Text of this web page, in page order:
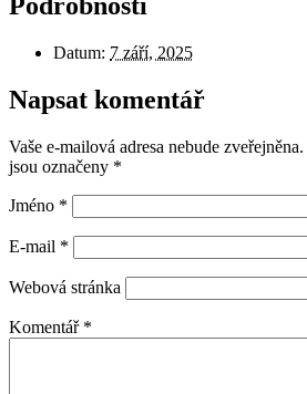
Podrobnosti
Datum: 7 září, 2025
Napsat komentář
Vaše e-mailová adresa nebude zveřejněna.
jsou označeny *
Jméno *
E-mail *
Webová stránka
Komentář *